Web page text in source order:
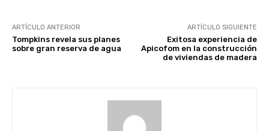
ARTÍCULO ANTERIOR
Tompkins revela sus planes
sobre gran reserva de agua
ARTÍCULO SIGUIENTE
Exitosa experiencia de
Apicofom en la construcción
de viviendas de madera